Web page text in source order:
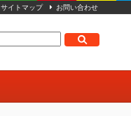
サイトマップ お問い合わせ